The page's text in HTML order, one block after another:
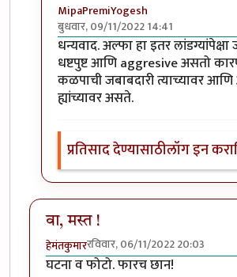
MipaPremiYogesh
बुधवार, 09/11/2022 14:41
In reply toखुपच रोमांचित घटना व
धन्यवाद. अल्फा हा इतर लांडग्यांपेक्षा
धष्टपुष्ट आणि aggresive असतो
कळपाची जबाबदारी त्याच्यावर
ह्यांच्यावर असते.
प्रतिसाद देण्यासाठीलॉग इन करा
वा, मस्त !
हेमंतकुमाररविवार, 06/11/2022 20:03
घटना व फोटो. फारच छान!